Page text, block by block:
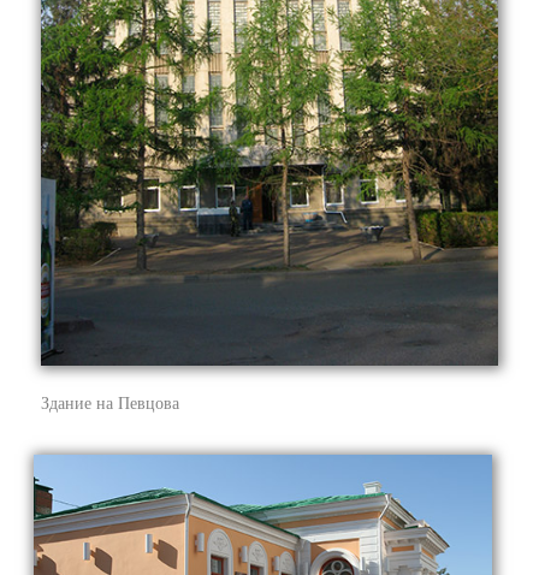
Здание на Певцова